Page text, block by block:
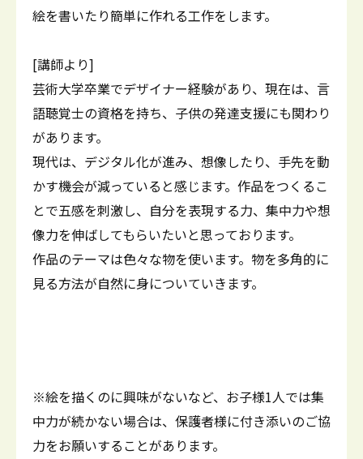
絵を書いたり簡単に作れる工作をします。
[講師より]
芸術大学卒業でデザイナー経験があり、現在は、言
語聴覚士の資格を持ち、子供の発達支援にも関わり
があります。
現代は、デジタル化が進み、想像したり、手先を動
かす機会が減っていると感じます。作品をつくるこ
とで五感を刺激し、自分を表現する力、集中力や想
像力を伸ばしてもらいたいと思っております。
作品のテーマは色々な物を使います。物を多角的に
見る方法が自然に身についていきます。
※絵を描くのに興味がないなど、お子様1人では集
中力が続かない場合は、保護者様に付き添いのご協
力をお願いすることがあります。